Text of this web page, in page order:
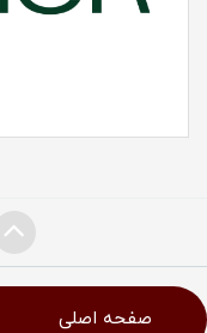
صفحه اصلی